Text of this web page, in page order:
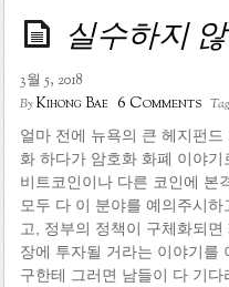
실수하지
3월 5, 2018
ByKihong Bae 6 Comments
얼마 전에 뉴욕의 큰 헤지펀
화 하다가 암호화 화폐 이야
비트코인이나 다른 코인에 본
모두 다 이 분야를 예의주시
고, 정부의 정책이 구체화되
장에 투자될 거라는 이야기를
구한테 그러면 남들이 다 기